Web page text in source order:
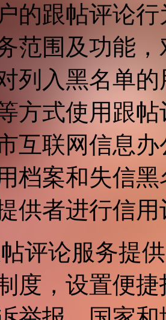
的跟帖评论
范围及功能
列入黑名单
方式使用跟
互联网信息
档案和失信
供者进行信用
评论服务提
度，设置便